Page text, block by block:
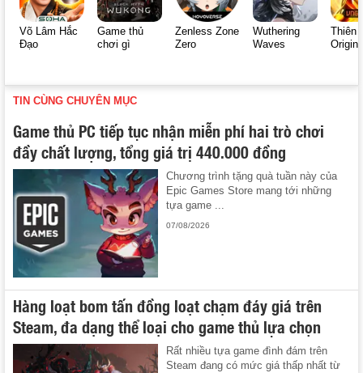
Võ Lâm Hắc
Đạo
Game thủ
chơi gì
Zenless Zone
Zero
Wuthering
Waves
Thiên
Origin
TIN CÙNG CHUYÊN MỤC
Game thủ PC tiếp tục nhận miễn phí hai trò chơi
đầy chất lượng, tổng giá trị 440.000 đồng
Chương trình tặng quà tuần này của
Epic Games Store mang tới những
tựa game ...
07/08/2026
Hàng loạt bom tấn đồng loạt chạm đáy giá trên
Steam, đa dạng thể loại cho game thủ lựa chọn
Rất nhiều tựa game đình đám trên
Steam đang có mức giá thấp nhất từ